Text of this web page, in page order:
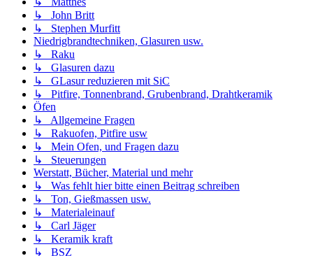
↳ John Britt
↳ Stephen Murfitt
Niedrigbrandtechniken, Glasuren usw.
↳ Raku
↳ Glasuren dazu
↳ GLasur reduzieren mit SiC
↳ Pitfire, Tonnenbrand, Grubenbrand, Drahtkeramik
Öfen
↳ Allgemeine Fragen
↳ Rakuofen, Pitfire usw
↳ Mein Ofen, und Fragen dazu
↳ Steuerungen
Werstatt, Bücher, Material und mehr
↳ Was fehlt hier bitte einen Beitrag schreiben
↳ Ton, Gießmassen usw.
↳ Materialeinauf
↳ Carl Jäger
↳ Keramik kraft
↳ BSZ